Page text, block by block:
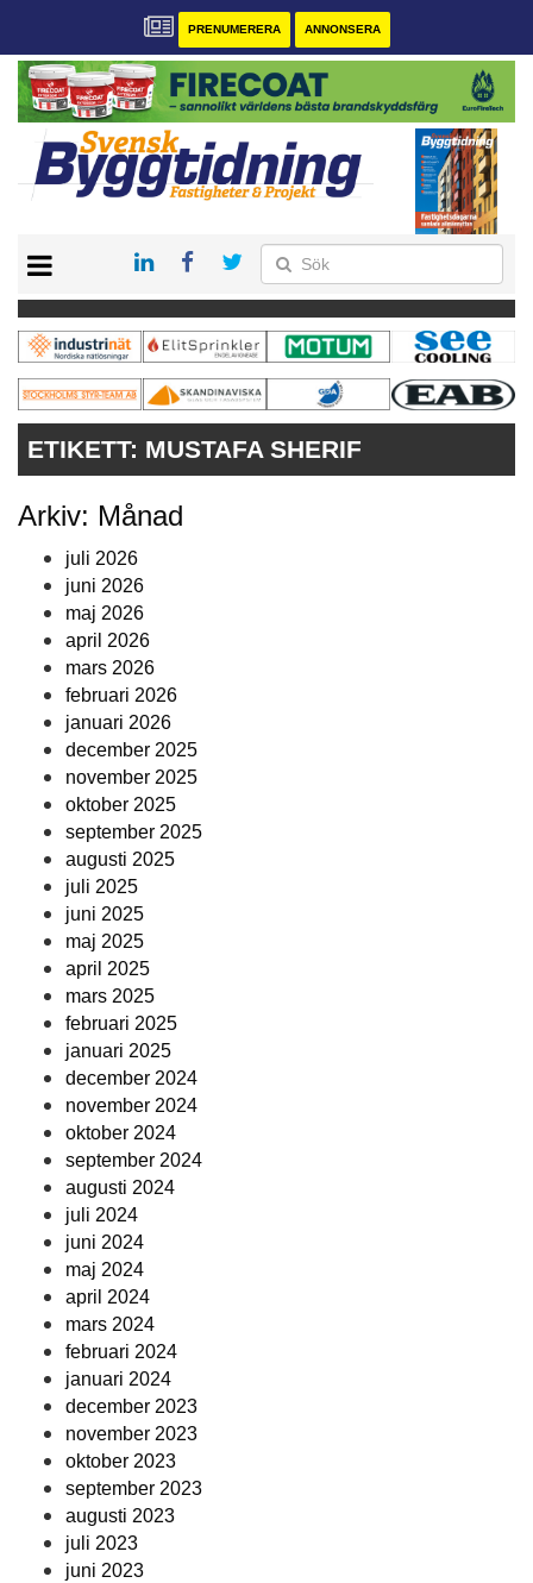
PRENUMERERA ANNONSERA
PRENUMERERA
VÅRA ANDRA MAGASIN
ANNONSERA
KONTAKT
ETIKETT: MUSTAFA SHERIF
Arkiv: Månad
juli 2026
juni 2026
maj 2026
april 2026
mars 2026
februari 2026
januari 2026
december 2025
november 2025
oktober 2025
september 2025
augusti 2025
juli 2025
juni 2025
maj 2025
april 2025
mars 2025
februari 2025
januari 2025
december 2024
november 2024
oktober 2024
september 2024
augusti 2024
juli 2024
juni 2024
maj 2024
april 2024
mars 2024
februari 2024
januari 2024
december 2023
november 2023
oktober 2023
september 2023
augusti 2023
juli 2023
juni 2023